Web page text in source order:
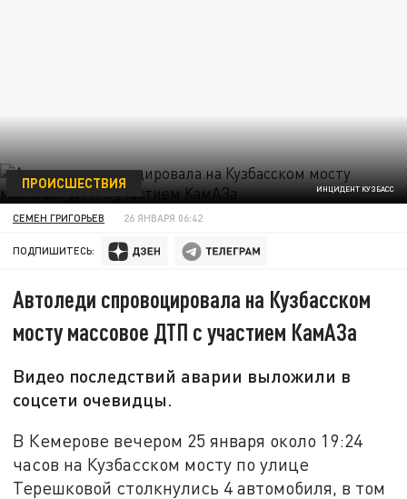
ИНЦИДЕНТ КУЗБАСС
ПРОИСШЕСТВИЯ
СЕМЕН ГРИГОРЬЕВ 26 ЯНВАРЯ 06:42
ПОДПИШИТЕСЬ:
Автоледи спровоцировала на Кузбасском
мосту массовое ДТП с участием КамАЗа
Видео последствий аварии выложили в
соцсети очевидцы.
В Кемерове вечером 25 января около 19:24
часов на Кузбасском мосту по улице
Терешковой столкнулись 4 автомобиля, в том